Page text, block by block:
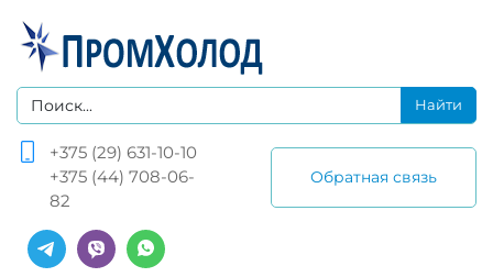
+375 (29) 631-10-10
+375 (44) 708-06-
82
Обратная связь